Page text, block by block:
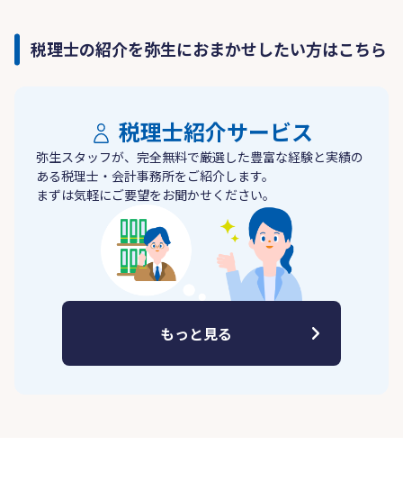
税理士の紹介を弥生におまかせしたい方はこちら
税理士紹介サービス
弥生スタッフが、完全無料で厳選した豊富な経験と実績の
ある税理士・会計事務所をご紹介します。
まずは気軽にご要望をお聞かせください。
もっと見る